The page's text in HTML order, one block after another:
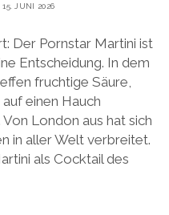
JUNI 2026
Der Pornstar Martini ist
Entscheidung. In dem
fruchtige Säure,
einen Hauch
London aus hat sich
in aller Welt verbreitet.
als Cocktail des